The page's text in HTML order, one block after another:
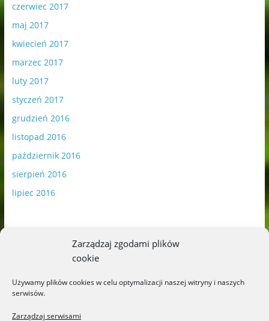
Zarządzaj zgodami plików
cookie
Używamy plików cookies w celu optymalizacji naszej witryny i naszych
serwisów.
Zarządzaj serwisami
czerwiec 2017
maj 2017
kwiecień 2017
marzec 2017
luty 2017
styczeń 2017
grudzień 2016
listopad 2016
październik 2016
sierpień 2016
lipiec 2016